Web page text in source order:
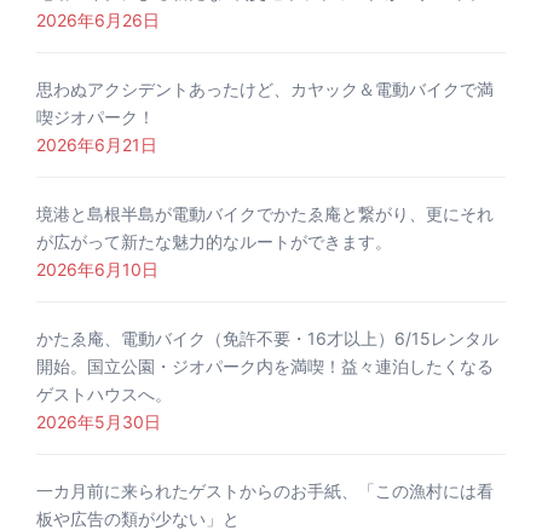
2026年6月26日
思わぬアクシデントあったけど、カヤック＆電動バイクで満
喫ジオパーク！
2026年6月21日
境港と島根半島が電動バイクでかたゑ庵と繋がり、更にそれ
が広がって新たな魅力的なルートができます。
2026年6月10日
かたゑ庵、電動バイク（免許不要・16才以上）6/15レンタル
開始。国立公園・ジオパーク内を満喫！益々連泊したくなる
ゲストハウスへ。
2026年5月30日
一カ月前に来られたゲストからのお手紙、「この漁村には看
板や広告の類が少ない」と